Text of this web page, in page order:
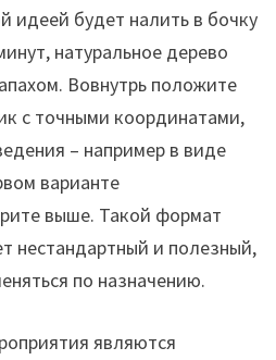
идеей будет налить в бочку
натуральное дерево
Вовнутрь положите
с точными координатами,
– например в виде
варианте
выше. Такой формат
нестандартный и полезный,
по назначению.
являются